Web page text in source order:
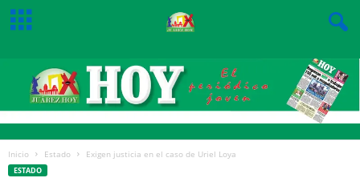
Inicio Estado Exigen justicia en el caso de Uriel Loya
ESTADO